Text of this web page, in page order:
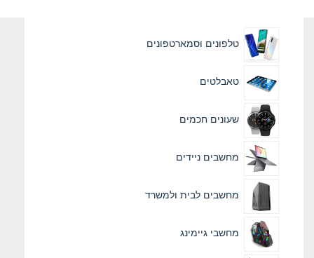
טלפונים וסמארטפונים
טאבלטים
שעונים חכמים
מחשבים ניידים
מחשבים לבית ולמשרד
מחשבי גיימינג